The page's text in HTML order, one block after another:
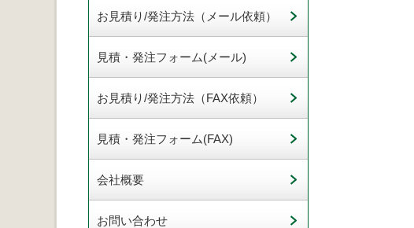
お見積り/発注方法（メール依頼）
見積・発注フォーム(メール)
お見積り/発注方法（FAX依頼）
見積・発注フォーム(FAX)
会社概要
お問い合わせ